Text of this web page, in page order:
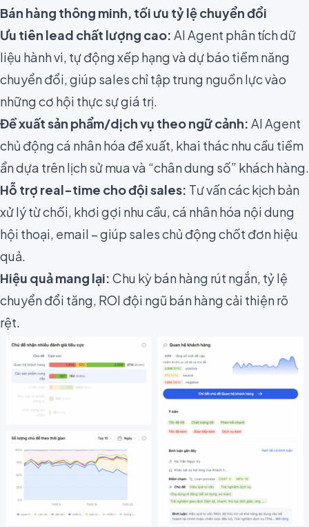
Bán hàng thông minh, tối ưu tỷ lệ chuyển đổi
Ưu tiên lead chất lượng cao: AI Agent phân tích dữ
liệu hành vi, tự động xếp hạng và dự báo tiềm năng
chuyển đổi, giúp sales chỉ tập trung nguồn lực vào
những cơ hội thực sự giá trị.
Đề xuất sản phẩm/dịch vụ theo ngữ cảnh: AI Agent
chủ động cá nhân hóa đề xuất, khai thác nhu cầu tiềm
ẩn dựa trên lịch sử mua và “chân dung số” khách hàng.
Hỗ trợ real-time cho đội sales: Tư vấn các kịch bản
xử lý từ chối, khơi gợi nhu cầu, cá nhân hóa nội dung
hội thoại, email – giúp sales chủ động chốt đơn hiệu
quả.
Hiệu quả mang lại: Chu kỳ bán hàng rút ngắn, tỷ lệ
chuyển đổi tăng, ROI đội ngũ bán hàng cải thiện rõ
rệt.